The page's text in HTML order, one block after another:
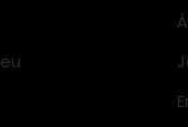
joueurs peuvent
participations